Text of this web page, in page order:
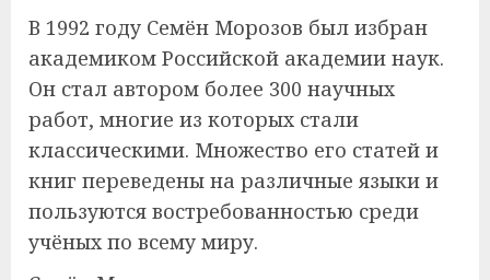
В 1992 году Семён Морозов был избран
академиком Российской академии наук.
Он стал автором более 300 научных
работ, многие из которых стали
классическими. Множество его статей и
книг переведены на различные языки и
пользуются востребованностью среди
учёных по всему миру.